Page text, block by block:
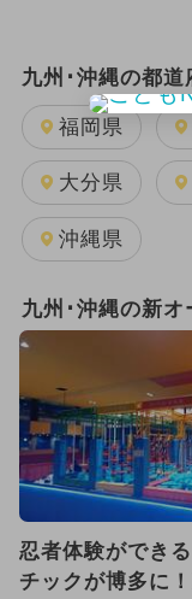
夏休み
2025年11月
2025年12月
2024年7月の
2025年8月の
2025年3月の
2025年7月の
2025年10月
2026年8月の
九州･沖縄の都道
福岡県
大分県
沖縄県
九州･沖縄の新
忍者体験ができ
チックが博多に